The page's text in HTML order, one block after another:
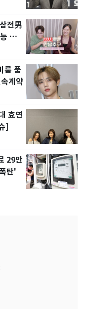
전男
화
룸 품
계약
효연
]
29만
탄'